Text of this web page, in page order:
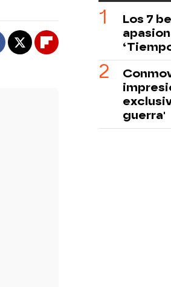
X Flipboard
Los 7
guerra'